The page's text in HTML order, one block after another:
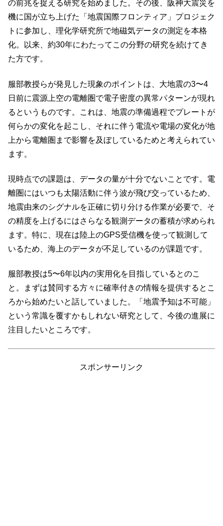
の前兆を捉える研究を始めました。その後、阪神大震災を
機に国が立ち上げた「地震国際フロンティア」プロジェク
トに参加し、理化学研究所で地磁気データの測定を本格
化。以来、約30年にわたってこの分野の研究を続けてき
た方です。
服部教授らが発見した現象のポイントは、大地震の3〜4
日前に震源上空の電離圏で電子密度の異常パターンが現れ
るというものです。これは、地震の準備過程でプレートが
何らかの変化を起こし、それに伴う電流や電場の変化が地
上から電離圏まで影響を及ぼしているためと考えられてい
ます。
現時点での課題は、データの量が十分でないことです。電
離圏にはいつも太陽活動に伴う波が飛び交っているため、
地震由来のシグナルを正確に切り分ける作業が必要で、そ
の精度を上げるにはさらなる観測データの蓄積が求められ
ます。特に、現在は陸上のGPS受信機を使って観測して
いるため、海上のデータが不足しているのが課題です。
服部教授は5〜6年以内の実用化を目指しているとのこ
と。まずは賛同する方々に確率付きの情報を提供するとこ
ろから始めたいと話していました。「地震予知は不可能」
という常識を覆すかもしれない研究として、今後の進展に
注目したいところです。
スポンサーリンク